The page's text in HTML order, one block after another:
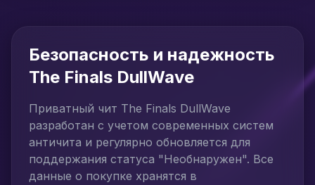
Безопасность и надежность
The Finals DullWave
Приватный чит The Finals DullWave
разработан с учетом современных систем
античита и регулярно обновляется для
поддержания статуса "Необнаружен". Все
данные о покупке хранятся в